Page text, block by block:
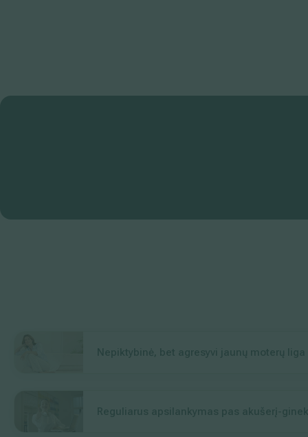
Nepiktybinė, bet agresyvi jaunų moterų
Reguliarus apsilankymas pas akušerį-